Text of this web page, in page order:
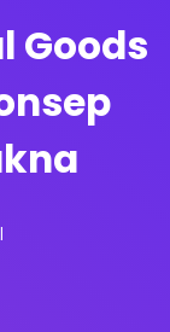
Goods